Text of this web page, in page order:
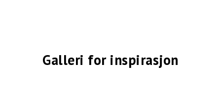
Galleri for inspirasjon